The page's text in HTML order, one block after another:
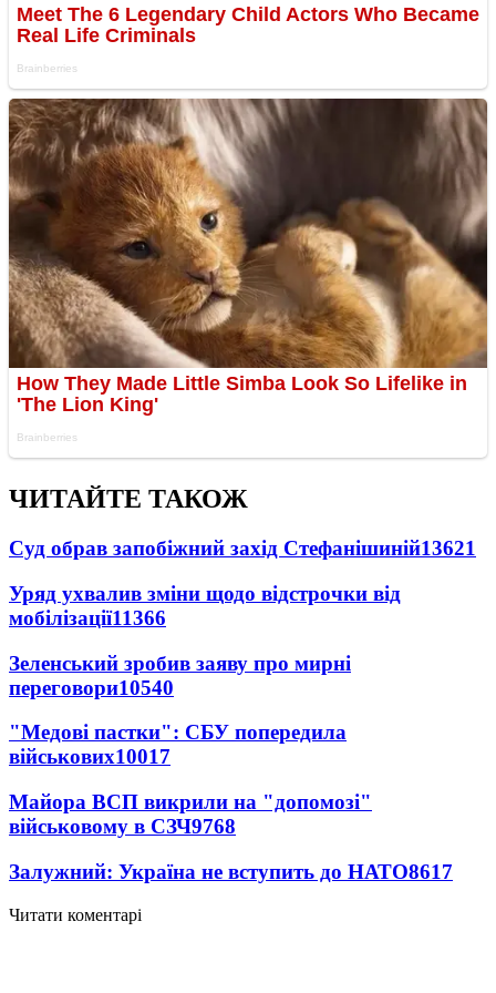
ЧИТАЙТЕ ТАКОЖ
Суд обрав запобіжний захід Стефанішиній13621
Уряд ухвалив зміни щодо відстрочки від
мобілізації11366
Зеленський зробив заяву про мирні
переговори10540
"Медові пастки": СБУ попередила
військових10017
Майора ВСП викрили на "допомозі"
військовому в СЗЧ9768
Залужний: Україна не вступить до НАТО8617
Читати коментарі